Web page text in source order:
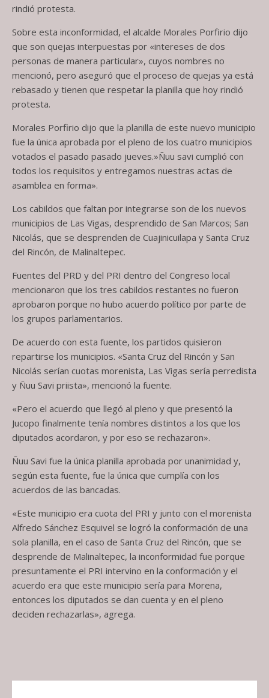
rindió protesta.
Sobre esta inconformidad, el alcalde Morales Porfirio dijo
que son quejas interpuestas por «intereses de dos
personas de manera particular», cuyos nombres no
mencionó, pero aseguró que el proceso de quejas ya está
rebasado y tienen que respetar la planilla que hoy rindió
protesta.
Morales Porfirio dijo que la planilla de este nuevo municipio
fue la única aprobada por el pleno de los cuatro municipios
votados el pasado pasado jueves.»Ñuu savi cumplió con
todos los requisitos y entregamos nuestras actas de
asamblea en forma».
Los cabildos que faltan por integrarse son de los nuevos
municipios de Las Vigas, desprendido de San Marcos; San
Nicolás, que se desprenden de Cuajinicuilapa y Santa Cruz
del Rincón, de Malinaltepec.
Fuentes del PRD y del PRI dentro del Congreso local
mencionaron que los tres cabildos restantes no fueron
aprobaron porque no hubo acuerdo político por parte de
los grupos parlamentarios.
De acuerdo con esta fuente, los partidos quisieron
repartirse los municipios. «Santa Cruz del Rincón y San
Nicolás serían cuotas morenista, Las Vigas sería perredista
y Ñuu Savi priista», mencionó la fuente.
«Pero el acuerdo que llegó al pleno y que presentó la
Jucopo finalmente tenía nombres distintos a los que los
diputados acordaron, y por eso se rechazaron».
Ñuu Savi fue la única planilla aprobada por unanimidad y,
según esta fuente, fue la única que cumplía con los
acuerdos de las bancadas.
«Este municipio era cuota del PRI y junto con el morenista
Alfredo Sánchez Esquivel se logró la conformación de una
sola planilla, en el caso de Santa Cruz del Rincón, que se
desprende de Malinaltepec, la inconformidad fue porque
presuntamente el PRI intervino en la conformación y el
acuerdo era que este municipio sería para Morena,
entonces los diputados se dan cuenta y en el pleno
deciden rechazarlas», agrega.